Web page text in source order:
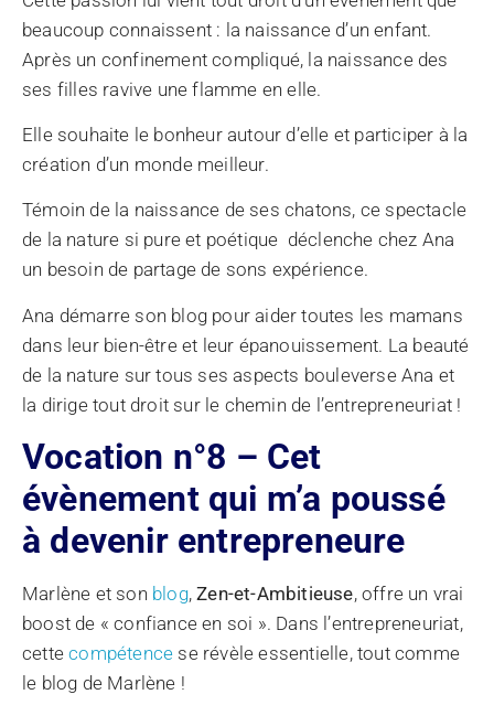
beaucoup connaissent : la naissance d’un enfant.
Après un confinement compliqué, la naissance des
ses filles ravive une flamme en elle.
Elle souhaite le bonheur autour d’elle et participer à la
création d’un monde meilleur.
Témoin de la naissance de ses chatons, ce spectacle
de la nature si pure et poétique déclenche chez Ana
un besoin de partage de sons expérience.
Ana démarre son blog pour aider toutes les mamans
dans leur bien-être et leur épanouissement. La beauté
de la nature sur tous ses aspects bouleverse Ana et
la dirige tout droit sur le chemin de l’entrepreneuriat !
Vocation n°8 – Cet
évènement qui m’a poussé
à devenir entrepreneure
Marlène et son blog,Zen-et-Ambitieuse, offre un vrai
boost de « confiance en soi ». Dans l’entrepreneuriat,
cettecompétence se révèle essentielle, tout comme
le blog de Marlène !